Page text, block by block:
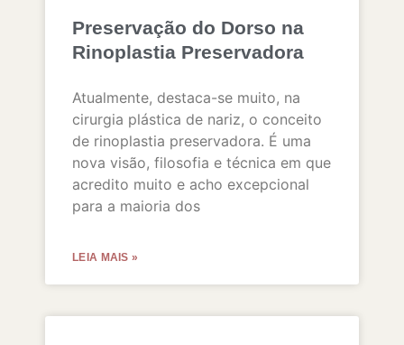
Preservação do Dorso na
Rinoplastia Preservadora
Atualmente, destaca-se muito, na
cirurgia plástica de nariz, o conceito
de rinoplastia preservadora. É uma
nova visão, filosofia e técnica em que
acredito muito e acho excepcional
para a maioria dos
LEIA MAIS »